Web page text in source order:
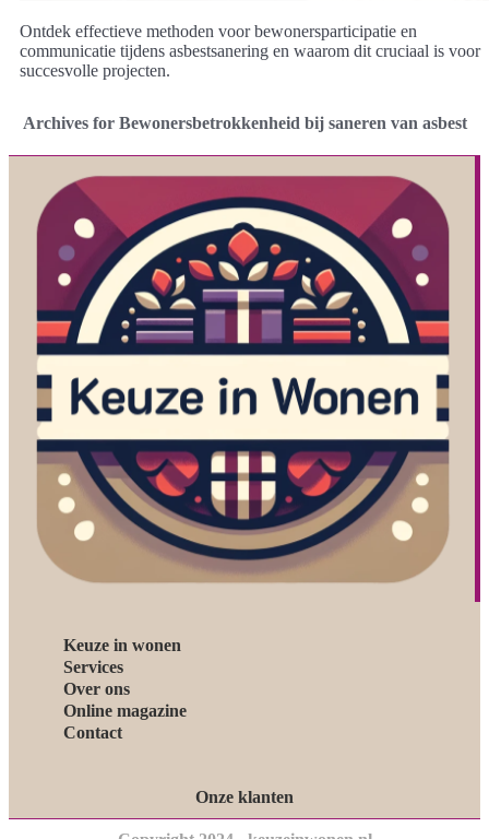
Ontdek effectieve methoden voor bewonersparticipatie en
communicatie tijdens asbestsanering en waarom dit cruciaal is voor
succesvolle projecten.
Archives for Bewonersbetrokkenheid bij saneren van asbest
Keuze in wonen
Services
Over ons
Online magazine
Contact
Onze klanten